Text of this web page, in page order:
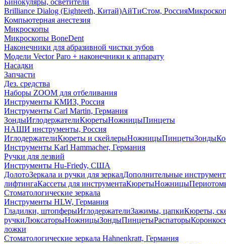
Бинокуляры, осветители
Brilliance Dialog (Eighteeth, Китай)АйТиСтом, Россия
Компьютерная анестезия
Микроскопы
Микроскопы BoneDent
Наконечники для абразивной чистки зубов
Модели Vector Paro + наконечники к аппарату
Насадки
Запчасти
Дез. средства
Наборы ZOOM для отбеливания
Инструменты КМИЗ, Россия
Инструменты Carl Martin, Германия
ЗондыИглодержателиКюретыНожницыПинцеты
НАШИ инструменты, Россия
ИглодержателиКюреты и скейлерыНожницыПинцетыЗонды
Инструменты Karl Hammacher, Германия
Ручки для лезвий
Инструменты Hu-Friedy, США
ДолотоЗеркала и ручки для зеркалДополнительные
лифтингаКассеты для инструментаКюретыНожницы
Стоматологические зеркала
Инструменты HLW, Германия
Гладилки, штопферыИглодержателиЗажимы, цапкиКюреты,
ручкиЛюксаторыНожницыЗондыПинцетыРаспаторы
ложки
Стоматологические зеркала Hahnenkratt, Германия